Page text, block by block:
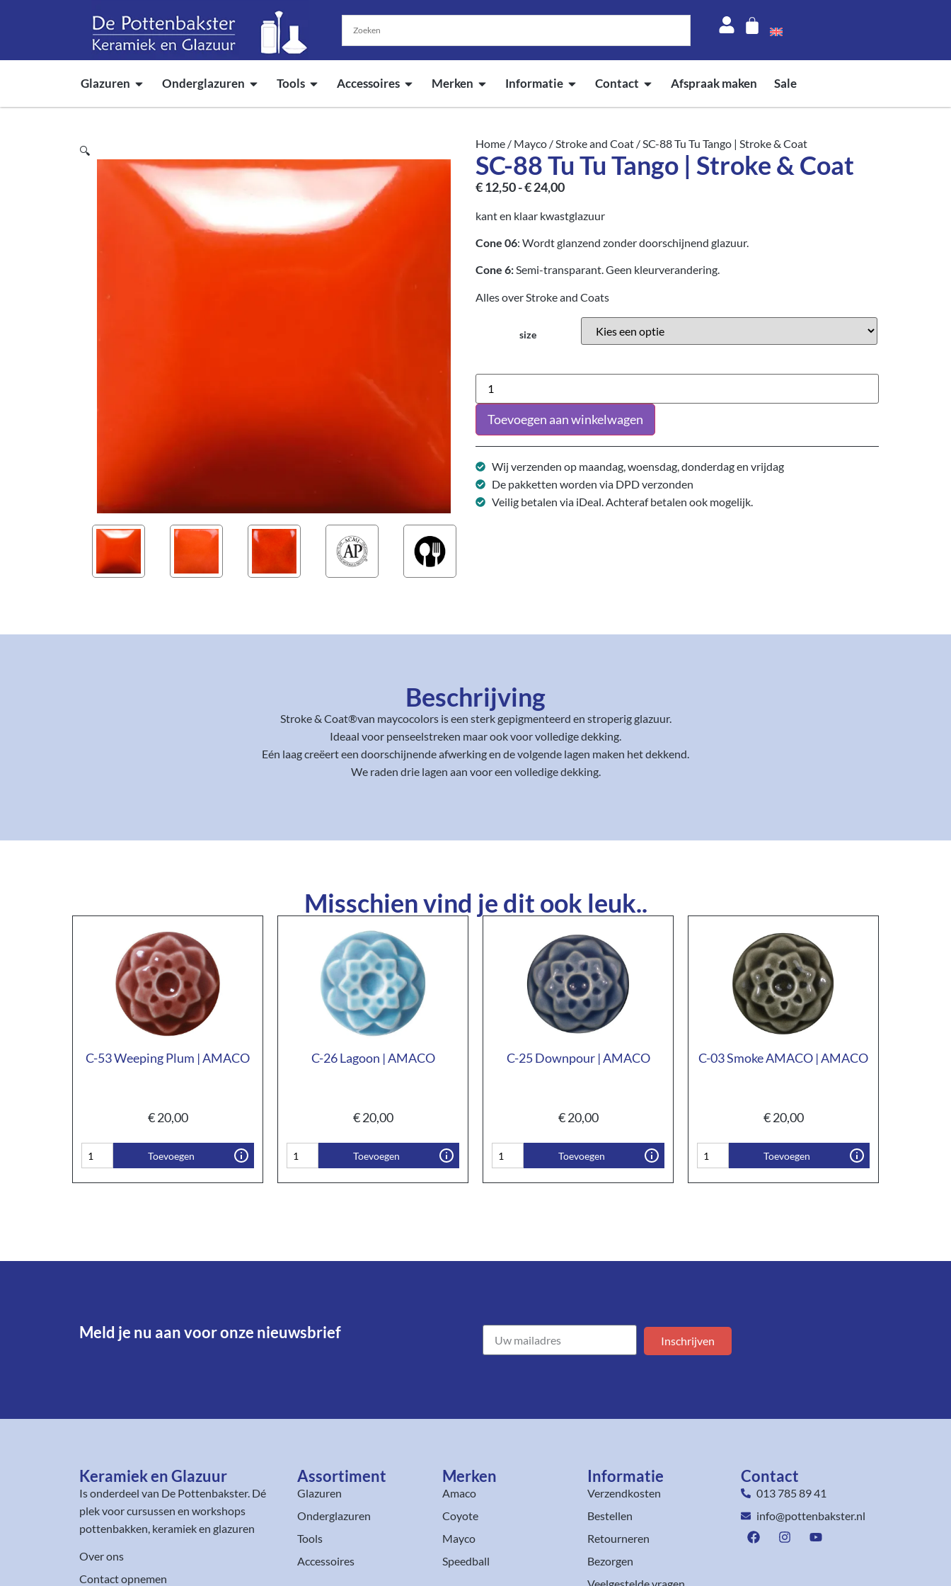
Glazuren Onderglazuren Tools Accessoires Merken Informatie Contact Afspraak maken Sale
🔍
Home / Mayco /Stroke and Coat / SC-88 Tu Tu Tango | Stroke & Coat
SC-88 Tu Tu Tango | Stroke & Coat
€12,50-€24,00
kant en klaar kwastglazuur
Cone 06: Wordt glanzend zonder doorschijnend glazuur.
Cone 6:Semi-transparant. Geen kleurverandering.
Alles over Stroke and Coats
size
Toevoegen aan winkelwagen
Wij verzenden op maandag, woensdag, donderdag en vrijdag
De pakketten worden via DPD verzonden
Veilig betalen via iDeal. Achteraf betalen ook mogelijk.
Beschrijving
Stroke & Coat®van maycocolors is een sterk gepigmenteerd en stroperig glazuur.
Ideaal voor penseelstreken maar ook voor volledige dekking.
Eén laag creëert een doorschijnende afwerking en de volgende lagen maken het dekkend.
We raden drie lagen aan voor een volledige dekking.
Misschien vind je dit ook leuk..
C-53 Weeping Plum | AMACO
€20,00
Toevoegen
C-26 Lagoon | AMACO
€20,00
Toevoegen
C-25 Downpour | AMACO
€20,00
Toevoegen
C-03 Smoke AMACO | AMACO
€20,00
Toevoegen
Meld je nu aan voor onze nieuwsbrief​ Inschrijven
Keramiek en Glazuur​
Is onderdeel van De Pottenbakster. Dé
plek voor cursussen en workshops
pottenbakken, keramiek en glazuren
Over ons
Contact opnemen
Assortiment​
Glazuren
Onderglazuren
Tools
Accessoires
Merken
Amaco
Coyote
Mayco
Speedball
Informatie
Verzendkosten
Bestellen
Retourneren
Bezorgen
Contact
013 785 89 41
info@pottenbakster.nl